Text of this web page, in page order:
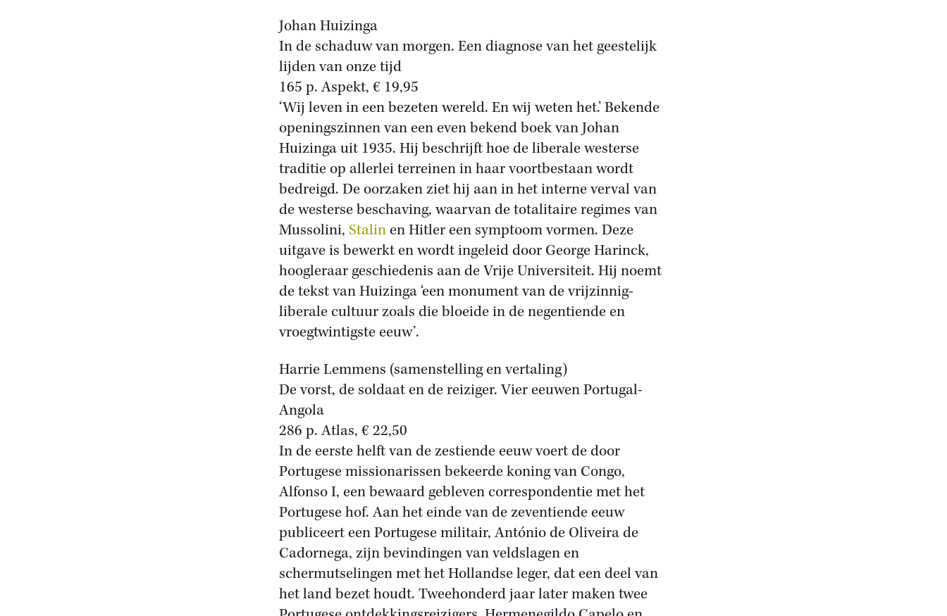
Johan Huizinga
In de schaduw van morgen. Een diagnose van het geestelijk
lijden van onze tijd
165 p. Aspekt, € 19,95
‘Wij leven in een bezeten wereld. En wij weten het.’ Bekende
openingszinnen van een even bekend boek van Johan
Huizinga uit 1935. Hij beschrijft hoe de liberale westerse
traditie op allerlei terreinen in haar voortbestaan wordt
bedreigd. De oorzaken ziet hij aan in het interne verval van
de westerse beschaving, waarvan de totalitaire regimes van
Mussolini, Stalinen Hitler een symptoom vormen. Deze
uitgave is bewerkt en wordt ingeleid door George Harinck,
hoogleraar geschiedenis aan de Vrije Universiteit. Hij noemt
de tekst van Huizinga ‘een monument van de vrijzinnig-
liberale cultuur zoals die bloeide in de negentiende en
vroegtwintigste eeuw’.
Harrie Lemmens (samenstelling en vertaling)
De vorst, de soldaat en de reiziger. Vier eeuwen Portugal-
Angola
286 p. Atlas, € 22,50
In de eerste helft van de zestiende eeuw voert de door
Portugese missionarissen bekeerde koning van Congo,
Alfonso I, een bewaard gebleven correspondentie met het
Portugese hof. Aan het einde van de zeventiende eeuw
publiceert een Portugese militair, António de Oliveira de
Cadornega, zijn bevindingen van veldslagen en
schermutselingen met het Hollandse leger, dat een deel van
het land bezet houdt. Tweehonderd jaar later maken twee